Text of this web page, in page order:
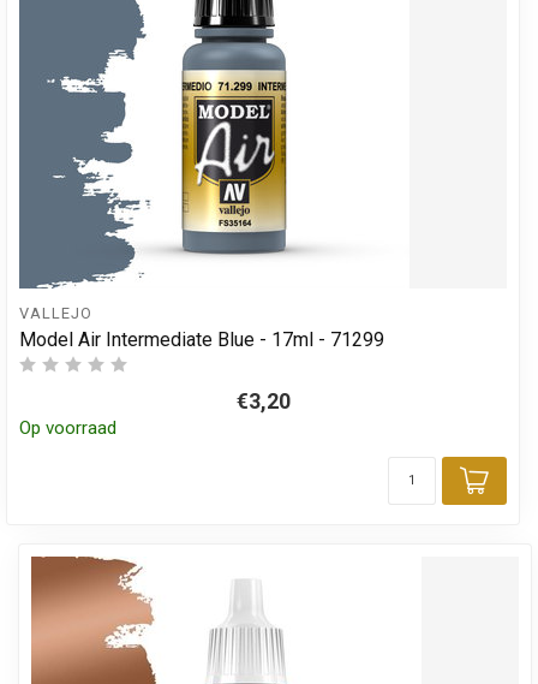
VALLEJO
Model Air Intermediate Blue - 17ml - 71299
€3,20
Op voorraad